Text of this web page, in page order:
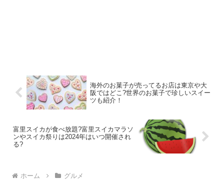
海外のお菓子が売ってるお店は東京や大
阪ではどこ?世界のお菓子で珍しいスイー
ツも紹介！
富里スイカが食べ放題?富里スイカマラソ
ンやスイカ祭りは2024年はいつ開催され
る?
ホーム グルメ